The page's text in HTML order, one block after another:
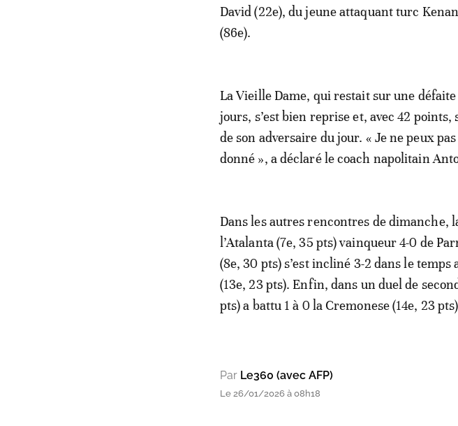
David (22e), du jeune attaquant turc
(86e).
La Vieille Dame, qui restait sur une
jours, s’est bien reprise et, avec 42
de son adversaire du jour. « Je ne peux
donné », a déclaré le coach napolitain
Dans les autres rencontres de dimanche,
l’Atalanta (7e, 35 pts) vainqueur 4-0 de
(8e, 30 pts) s’est incliné 3-2 dans le
(13e, 23 pts). Enfin, dans un duel de
pts) a battu 1 à 0 la Cremonese (14e, 23
Par Le360 (avec AFP)
Le 26/01/2026 à 08h18